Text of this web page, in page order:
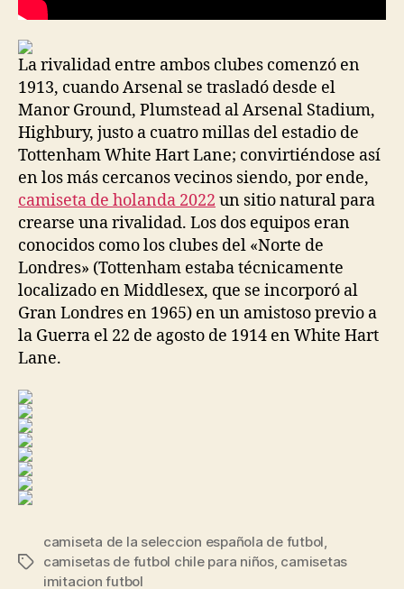
La rivalidad entre ambos clubes comenzó en
1913, cuando Arsenal se trasladó desde el
Manor Ground, Plumstead al Arsenal Stadium,
Highbury, justo a cuatro millas del estadio de
Tottenham White Hart Lane; convirtiéndose así
en los más cercanos vecinos siendo, por ende,
camiseta de holanda 2022 un sitio natural para
crearse una rivalidad. Los dos equipos eran
conocidos como los clubes del «Norte de
Londres» (Tottenham estaba técnicamente
localizado en Middlesex, que se incorporó al
Gran Londres en 1965) en un amistoso previo a
la Guerra el 22 de agosto de 1914 en White Hart
Lane.
Etiquetas
camiseta de la seleccion española de futbol,
camisetas de futbol chile para niños, camisetas
imitacion futbol